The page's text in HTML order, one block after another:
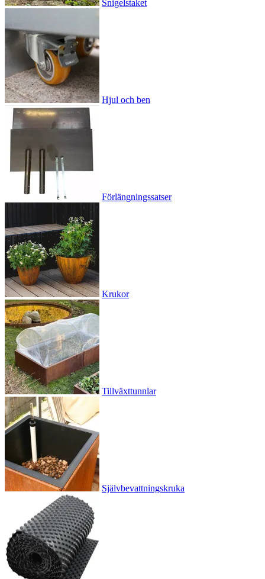
Snigelstaket
Hjul och ben
Förlängningssatser
Krukor
Tillväxttunnlar
Självbevattningskruka